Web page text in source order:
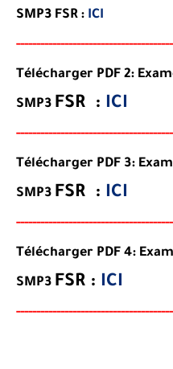
SMP3 FSR : ICI
-------------------------
Télécharger PDF 2:
SMP3 FSR : ICI
-------------------------
Télécharger PDF 3:
SMP3 FSR : ICI
-------------------------
Télécharger PDF 4:
SMP3 FSR : ICI
-------------------------